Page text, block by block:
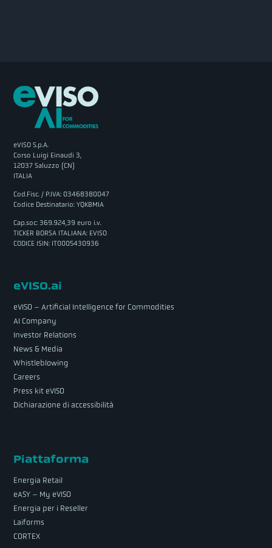
eVISO S.p.A.
Corso Luigi Einaudi 3,
12037 Saluzzo (CN)
ITALIA
Cod.Fisc. / P.IVA: 03468380047
Codice Destinatario: YQKBMIA
Cap.soc: 369.924,39 euro i.v.
TICKER BORSA ITALIANA: EVISO
CODICE ISIN: IT0005430936
eVISO.ai
eVISO – Artificial Intelligence for Commodities
AI Company
Investor Relations
News & Media
Whistleblowing
Careers
Press kit eVISO
Dichiarazione di accessibilità
Piattaforma
Energia Retail
eASY – My eVISO
Energia per i Reseller
Laiforms
CORTEX